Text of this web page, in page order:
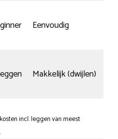
Eenvoudig
Makkelijk (dwijlen)
incl. leggen van meest